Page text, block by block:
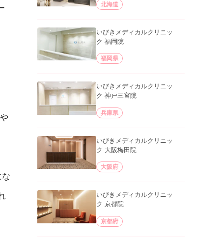
北海道
いびきメディカルクリニッ
ク 福岡院
福岡県
いびきメディカルクリニッ
ク 神戸三宮院
兵庫県
いびきメディカルクリニッ
ク 大阪梅田院
大阪府
いびきメディカルクリニッ
ク 京都院
京都府